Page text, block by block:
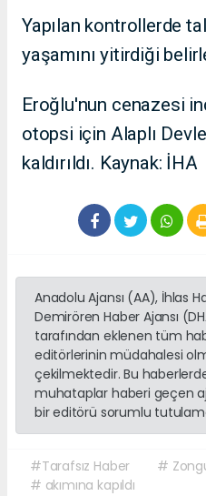
Yapılan kontrollerde
yaşamını yitirdiği
Eroğlu'nun cenazesi
otopsi için Alaplı
kaldırıldı. Kaynak: İHA
Anadolu Ajansı (AA), İhlas
Demirören Haber Ajansı
tarafından eklenen tüm
editörlerinin müdahalesi
çekilmektedir. Bu
muhataplar haberi geçen
bir editörü sorumlu
#Tarafsız Haber #
# akımına kapıldı